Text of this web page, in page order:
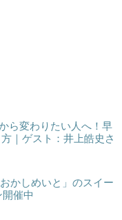
ら変わりたい人へ！早
｜ゲスト：井上皓史さ
かしめいと」のスイー
催中